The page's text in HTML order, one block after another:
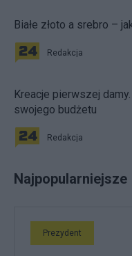
Białe złoto a srebro –
Redakcja
Kreacje pierwszej
swojego budżetu
Redakcja
Najpopularniejsze
Prezydent